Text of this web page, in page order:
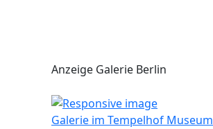
Anzeige Galerie Berlin
Galerie im Tempelhof Museum